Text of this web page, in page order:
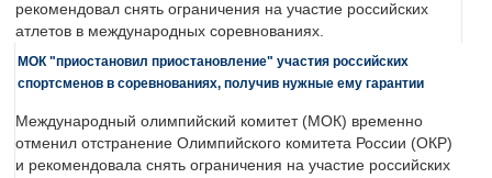
рекомендовал снять ограничения на участие российских
атлетов в международных соревнованиях.
МОК "приостановил приостановление" участия российских
спортсменов в соревнованиях, получив нужные ему гарантии
Международный олимпийский комитет (МОК) временно
отменил отстранение Олимпийского комитета России (ОКР)
и рекомендовала снять ограничения на участие российских